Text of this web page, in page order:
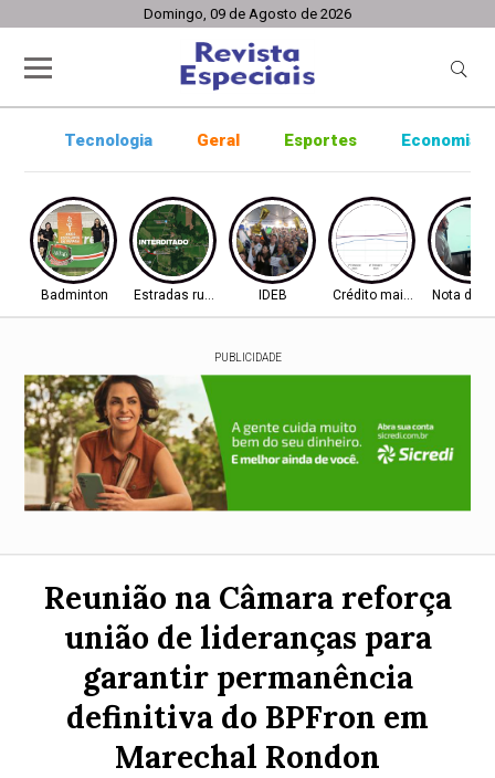
Domingo, 09 de Agosto de 2026
Tecnologia Geral Esportes Economia
Badminton Estradas rurais IDEB Crédito mais difícilNota do
PUBLICIDADE
Reunião na Câmara reforça
união de lideranças para
garantir permanência
definitiva do BPFron em
Marechal Rondon